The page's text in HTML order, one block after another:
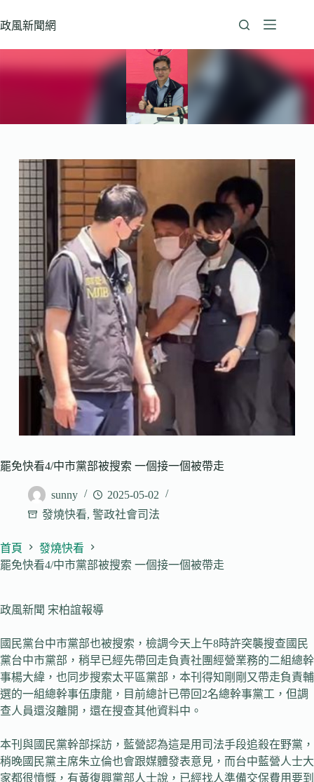
至
政風新聞網
罷免快看4/中市黨部被搜索 一個接一個被帶走
sunny
2025-05-02
發燒快看, 警政社會司法
首頁
發燒快看
罷免快看4/中市黨部被搜索 一個接一個被帶走
政風新聞 宋柏誼報導
國民黨台中市黨部也被搜索，檢調今天上午8時許突襲搜查國民
黨台中市黨部，稍早已經先帶回走負責社團經營業務的二組總幹
事楊大緯，也同步搜索太平區黨部，本刊得知剛剛又帶走負責輔
選的一組總幹事伍康龍，目前總計已帶回2名總幹事黨工，但調
查人員還沒離開，還在搜查其他資料中。
本刊與國民黨幹部採訪，藍營認為這是用司法手段追殺在野黨，
稍晚國民黨主席朱立倫也會跟媒體發表意見，而台中藍營人士大
家都很憤慨，有黃復興黨部人士說，已經找人準備交保費用要到